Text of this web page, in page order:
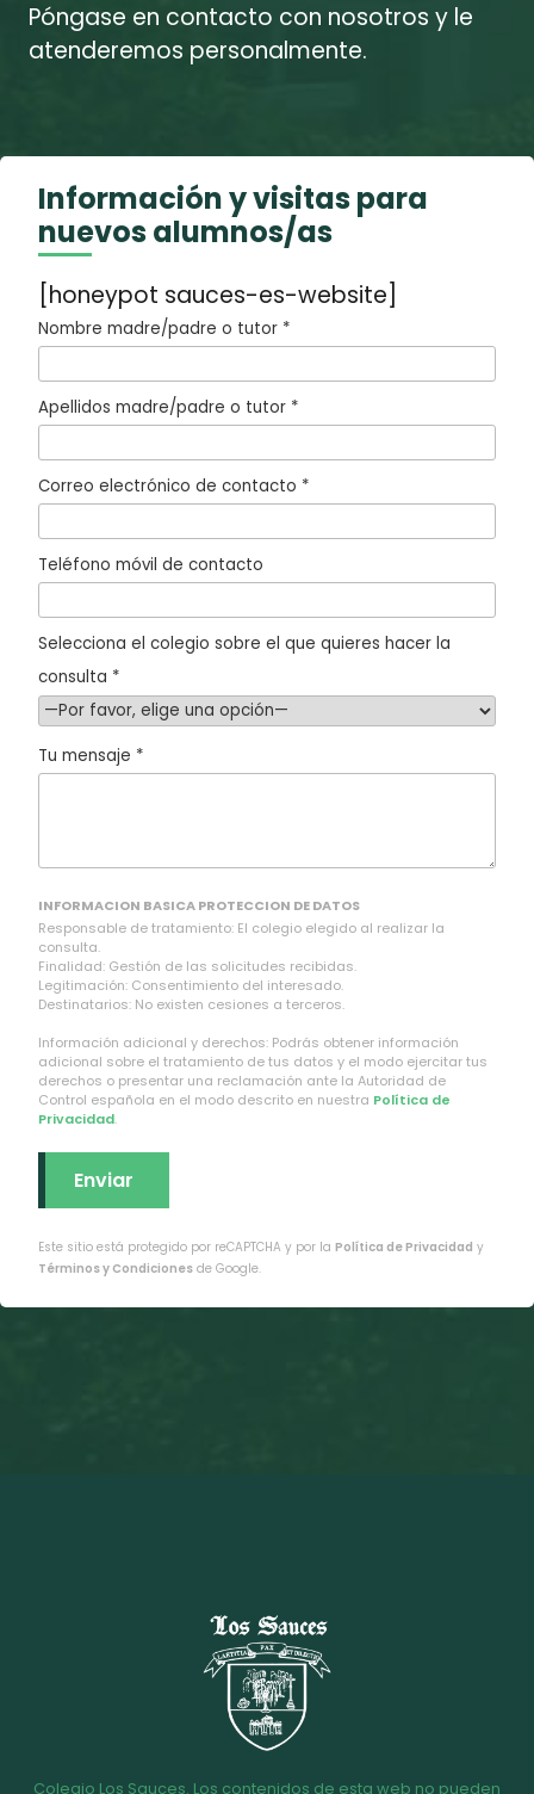
Póngase en contacto con nosotros y le
atenderemos personalmente.
Información y visitas para
nuevos alumnos/as
[honeypot sauces-es-website]
Nombre madre/padre o tutor *
Apellidos madre/padre o tutor *
Correo electrónico de contacto *
Teléfono móvil de contacto
Selecciona el colegio sobre el que quieres hacer la
consulta *
Tu mensaje *
INFORMACION BASICA PROTECCION DE DATOS
Responsable de tratamiento: El colegio elegido al realizar la
consulta.
Finalidad: Gestión de las solicitudes recibidas.
Legitimación: Consentimiento del interesado.
Destinatarios: No existen cesiones a terceros.
Información adicional y derechos: Podrás obtener información
adicional sobre el tratamiento de tus datos y el modo ejercitar tus
derechos o presentar una reclamación ante la Autoridad de
Control española en el modo descrito en nuestra Política de
Privacidad.
Este sitio está protegido por reCAPTCHA y por la Política de Privacidad y
Términos y Condiciones de Google.
Colegio Los Sauces. Los contenidos de esta web no pueden